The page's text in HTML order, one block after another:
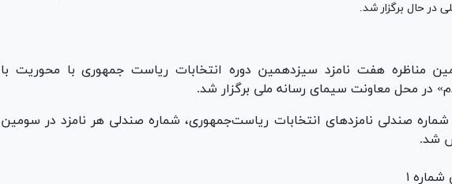
در حال برگزار شد.
مناظره هفت نامزد سیزدهمین دوره انتخابات ریاست جمهوری با محوریت با
در محل معاونت سیمای رسانه ملی برگزار شد.
شماره صندلی نامزد‌های انتخابات ریاست‌جمهوری، شماره صندلی هر نامزد در سومین
شد.
۱